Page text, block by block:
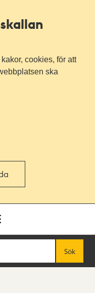
cookies, för att
ska
Sök